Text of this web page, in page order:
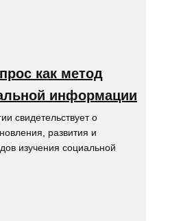
как метод
информации
свидетельствует о
развития и
изучения социальной